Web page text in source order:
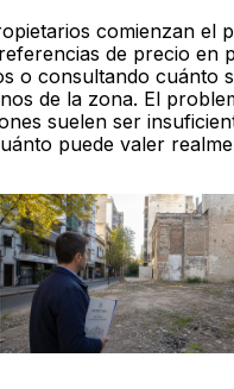
comienzan el
de precio en
o consultando cuánto
de la zona. El
suelen ser
puede valer